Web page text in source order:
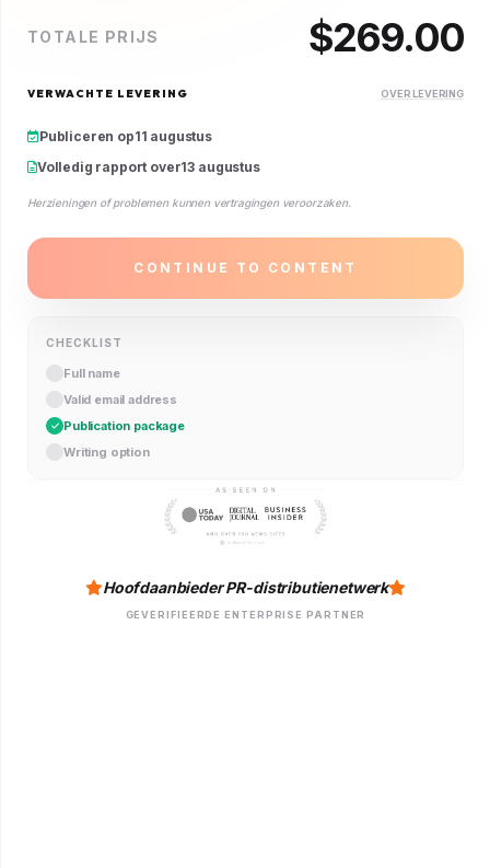
TOTALE PRIJS $269.00
VERWACHTE LEVERING OVER LEVERING
Publiceren op11 augustus
Volledig rapport over13 augustus
Herzieningen of problemen kunnen vertragingen veroorzaken.
CONTINUE TO CONTENT
CHECKLIST
Full name
Valid email address
Publication package
Writing option
Hoofdaanbieder PR-distributienetwerk
GEVERIFIEERDE ENTERPRISE PARTNER